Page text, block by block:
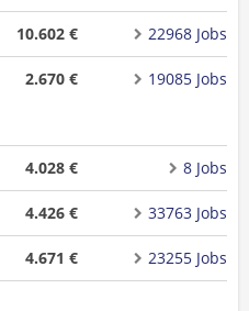
10.602 € 22968 Jobs
2.670 € 19085 Jobs
4.028 € 8 Jobs
4.426 € 33763 Jobs
4.671 € 23255 Jobs